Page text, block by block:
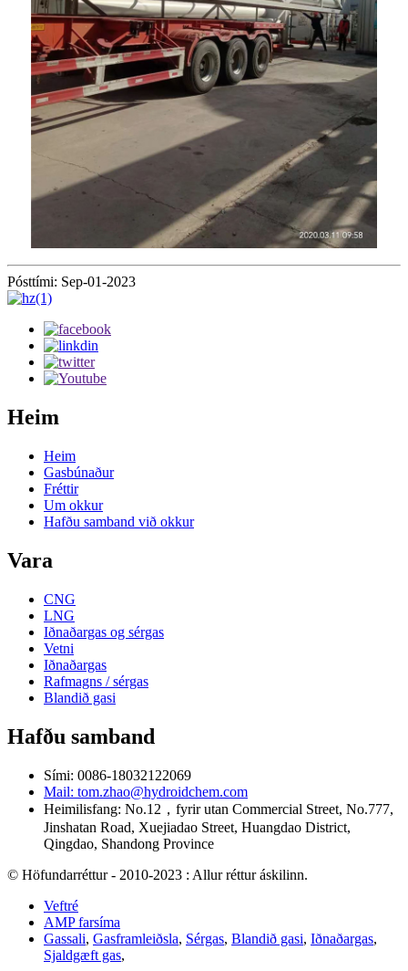
Pósttími: Sep-01-2023
Heim
Heim
Gasbúnaður
Fréttir
Um okkur
Hafðu samband við okkur
Vara
CNG
LNG
Iðnaðargas og sérgas
Vetni
Iðnaðargas
Rafmagns / sérgas
Blandið gasi
Hafðu samband
Sími: 0086-18032122069
Mail: tom.zhao@hydroidchem.com
Heimilisfang: No.12，fyrir utan Commercial Street, No.777,
Jinshatan Road, Xuejiadao Street, Huangdao District,
Qingdao, Shandong Province
© Höfundarréttur - 2010-2023 : Allur réttur áskilinn.
Veftré
AMP farsíma
Gassali, Gasframleiðsla, Sérgas, Blandið gasi, Iðnaðargas,
Sjaldgæft gas,